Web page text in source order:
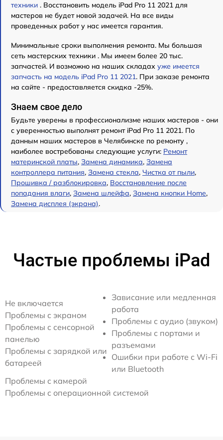
техники . Восстановить модель iPad Pro 11 2021 для
мастеров не будет новой задачей. На все виды
проведенных работ у нас имеется гарантия.
Минимальные сроки выполнения ремонта. Мы большая
сеть мастерских техники . Мы имеем более 20 тыс.
запчастей. И возможно на наших складах уже имеется
запчасть на модель iPad Pro 11 2021. При заказе ремонта
на сайте - предоставляется скидка -25%.
Знаем свое дело
Будьте уверены в профессионализме наших мастеров - они
с уверенностью выполнят ремонт iPad Pro 11 2021. По
данным наших мастеров в Челябинске по ремонту ,
наиболее востребованы следующие услуги: Ремонт
материнской платы, Замена динамика, Замена
контроллера питания, Замена стекла, Чистка от пыли,
Прошивка / разблокировка, Восстановление после
попадания влаги, Замена шлейфа, Замена кнопки Home,
Замена дисплея (экрана).
Частые проблемы iPad
Не включается
Проблемы с экраном
Проблемы с сенсорной
панелью
Проблемы с зарядкой или
батареей
Зависание или медленная
работа
Проблемы с аудио (звуком)
Проблемы с портами и
разъемами
Ошибки при работе с Wi-Fi
или Bluetooth
Проблемы с камерой
Проблемы с операционной системой